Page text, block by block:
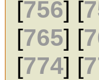
[756] [
[765] [
[774] [